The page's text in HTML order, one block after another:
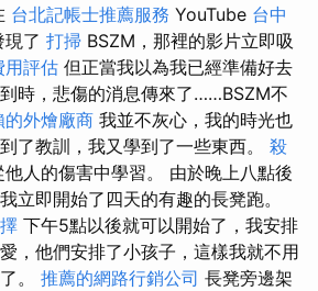
台北記帳士推薦服務 YouTube 台中
現了 打掃 BSZM，那裡的影片立即吸
用評估 但正當我以為我已經準備好去
時，悲傷的消息傳來了……BSZM不
的外燴廠商 我並不灰心，我的時光也
了教訓，我又學到了一些東西。 殺
人的傷害中學習。 由於晚上八點後
立即開始了四天的有趣的長凳跑。
下午5點以後就可以開始了，我安排
，他們安排了小孩子，這樣我就不用
。 推薦的網路行銷公司 長凳旁邊架